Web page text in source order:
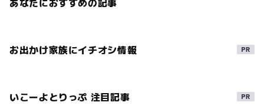
お出かけ家族にイチオシ情報
いこーよとりっぷ 注目記事